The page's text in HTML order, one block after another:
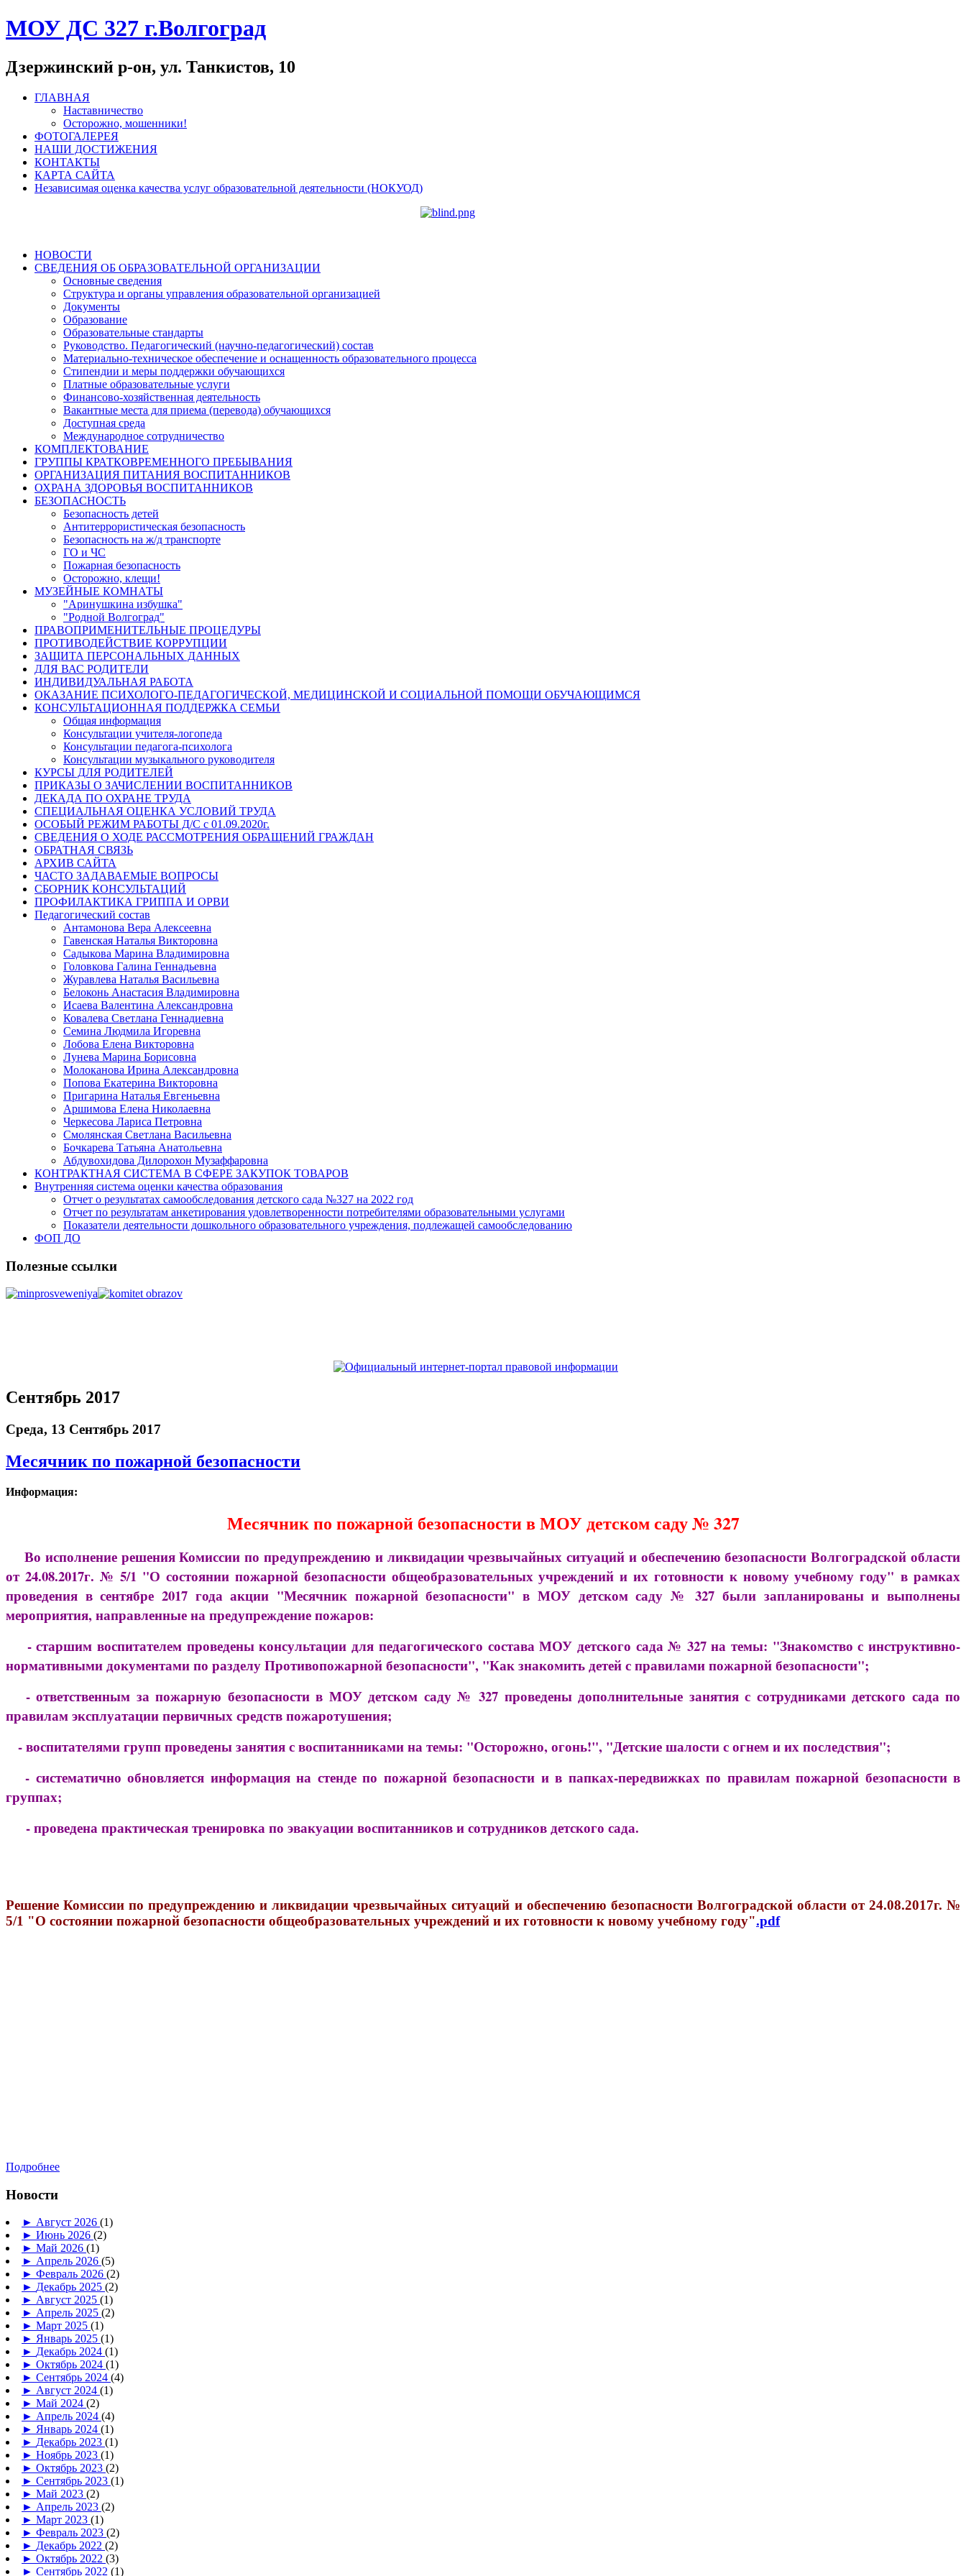
МОУ ДС 327 г.Волгоград
Дзержинский р-он, ул. Танкистов, 10
ГЛАВНАЯ
Наставничество
Осторожно, мошенники!
ФОТОГАЛЕРЕЯ
НАШИ ДОСТИЖЕНИЯ
КОНТАКТЫ
КАРТА САЙТА
Независимая оценка качества услуг образовательной деятельности (НОКУОД)
НОВОСТИ
СВЕДЕНИЯ ОБ ОБРАЗОВАТЕЛЬНОЙ ОРГАНИЗАЦИИ
Основные сведения
Структура и органы управления образовательной организацией
Документы
Образование
Образовательные стандарты
Руководство. Педагогический (научно-педагогический) состав
Материально-техническое обеспечение и оснащенность образовательного процесса
Стипендии и меры поддержки обучающихся
Платные образовательные услуги
Финансово-хозяйственная деятельность
Вакантные места для приема (перевода) обучающихся
Доступная среда
Международное сотрудничество
КОМПЛЕКТОВАНИЕ
ГРУППЫ КРАТКОВРЕМЕННОГО ПРЕБЫВАНИЯ
ОРГАНИЗАЦИЯ ПИТАНИЯ ВОСПИТАННИКОВ
ОХРАНА ЗДОРОВЬЯ ВОСПИТАННИКОВ
БЕЗОПАСНОСТЬ
Безопасность детей
Антитеррористическая безопасность
Безопасность на ж/д транспорте
ГО и ЧС
Пожарная безопасность
Осторожно, клещи!
МУЗЕЙНЫЕ КОМНАТЫ
"Аринушкина избушка"
"Родной Волгоград"
ПРАВОПРИМЕНИТЕЛЬНЫЕ ПРОЦЕДУРЫ
ПРОТИВОДЕЙСТВИЕ КОРРУПЦИИ
ЗАЩИТА ПЕРСОНАЛЬНЫХ ДАННЫХ
ДЛЯ ВАС РОДИТЕЛИ
ИНДИВИДУАЛЬНАЯ РАБОТА
ОКАЗАНИЕ ПСИХОЛОГО-ПЕДАГОГИЧЕСКОЙ, МЕДИЦИНСКОЙ И СОЦИАЛЬНОЙ ПОМОЩИ ОБУЧАЮЩИМСЯ
КОНСУЛЬТАЦИОННАЯ ПОДДЕРЖКА СЕМЬИ
Общая информация
Консультации учителя-логопеда
Консультации педагога-психолога
Консультации музыкального руководителя
КУРСЫ ДЛЯ РОДИТЕЛЕЙ
ПРИКАЗЫ О ЗАЧИСЛЕНИИ ВОСПИТАННИКОВ
ДЕКАДА ПО ОХРАНЕ ТРУДА
СПЕЦИАЛЬНАЯ ОЦЕНКА УСЛОВИЙ ТРУДА
ОСОБЫЙ РЕЖИМ РАБОТЫ Д/С с 01.09.2020г.
СВЕДЕНИЯ О ХОДЕ РАССМОТРЕНИЯ ОБРАЩЕНИЙ ГРАЖДАН
ОБРАТНАЯ СВЯЗЬ
АРХИВ САЙТА
ЧАСТО ЗАДАВАЕМЫЕ ВОПРОСЫ
СБОРНИК КОНСУЛЬТАЦИЙ
ПРОФИЛАКТИКА ГРИППА И ОРВИ
Педагогический состав
Антамонова Вера Алексеевна
Гавенская Наталья Викторовна
Садыкова Марина Владимировна
Головкова Галина Геннадьевна
Журавлева Наталья Васильевна
Белоконь Анастасия Владимировна
Исаева Валентина Александровна
Ковалева Светлана Геннадиевна
Семина Людмила Игоревна
Лобова Елена Викторовна
Лунева Марина Борисовна
Молоканова Ирина Александровна
Попова Екатерина Викторовна
Пригарина Наталья Евгеньевна
Аршимова Елена Николаевна
Черкесова Лариса Петровна
Смолянская Светлана Васильевна
Бочкарева Татьяна Анатольевна
Абдувохидова Дилорохон Музаффаровна
КОНТРАКТНАЯ СИСТЕМА В СФЕРЕ ЗАКУПОК ТОВАРОВ
Внутренняя система оценки качества образования
Отчет о результатах самообследования детского сада №327 на 2022 год
Отчет по результатам анкетирования удовлетворенности потребителями образовательными услугами
Показатели деятельности дошкольного образовательного учреждения, подлежащей самообследованию
ФОП ДО
Полезные ссылки
Сентябрь 2017
Среда, 13 Сентябрь 2017
Месячник по пожарной безопасности
Информация:
Месячник по пожарной безопасности в МОУ детском саду № 327
Во исполнение решения Комиссии по предупреждению и ликвидации чрезвычайных ситуаций и обеспечению безопасности Волгоградской области
от 24.08.2017г. № 5/1 "О состоянии пожарной безопасности общеобразовательных учреждений и их готовности к новому учебному году"в рамках
проведения в сентябре 2017 года акции "Месячник пожарной безопасности" в МОУ детском саду № 327 были запланированы и выполнены
мероприятия, направленные на предупреждение пожаров:
- старшим воспитателем проведены консультации для педагогического состава МОУ детского сада № 327 на темы: "Знакомство с инструктивно-
нормативными документами по разделу Противопожарной безопасности", "Как знакомить детей с правилами пожарной безопасности";
- ответственным за пожарную безопасности в МОУ детском саду № 327 проведены дополнительные занятия с сотрудниками детского сада по
правилам эксплуатации первичных средств пожаротушения;
- воспитателями групп проведены занятия с воспитанниками на темы: "Осторожно, огонь!", "Детские шалости с огнем и их последствия";
- систематично обновляется информация на стенде по пожарной безопасности и в папках-передвижках по правилам пожарной безопасности в
группах;
- проведена практическая тренировка по эвакуации воспитанников и сотрудников детского сада.
Решение Комиссии по предупреждению и ликвидации чрезвычайных ситуаций и обеспечению безопасности Волгоградской области от 24.08.2017г. №
5/1 "О состоянии пожарной безопасности общеобразовательных учреждений и их готовности к новому учебному году".pdf
Подробнее
Новости
► Август 2026 (1)
► Июнь 2026 (2)
► Май 2026 (1)
► Апрель 2026 (5)
► Февраль 2026 (2)
► Декабрь 2025 (2)
► Август 2025 (1)
► Апрель 2025 (2)
► Март 2025 (1)
► Январь 2025 (1)
► Декабрь 2024 (1)
► Октябрь 2024 (1)
► Сентябрь 2024 (4)
► Август 2024 (1)
► Май 2024 (2)
► Апрель 2024 (4)
► Январь 2024 (1)
► Декабрь 2023 (1)
► Ноябрь 2023 (1)
► Октябрь 2023 (2)
► Сентябрь 2023 (1)
► Май 2023 (2)
► Апрель 2023 (2)
► Март 2023 (1)
► Февраль 2023 (2)
► Декабрь 2022 (2)
► Октябрь 2022 (3)
► Сентябрь 2022 (1)